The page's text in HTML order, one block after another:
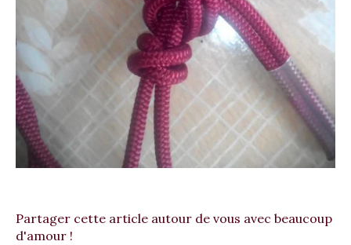
Partager cette article autour de vous avec beaucoup
d'amour !